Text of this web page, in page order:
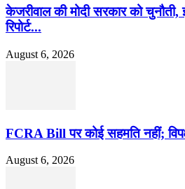
केजरीवाल की मोदी सरकार को चुनौती,
रिपोर्ट...
August 6, 2026
FCRA Bill पर कोई सहमति नहीं;
August 6, 2026